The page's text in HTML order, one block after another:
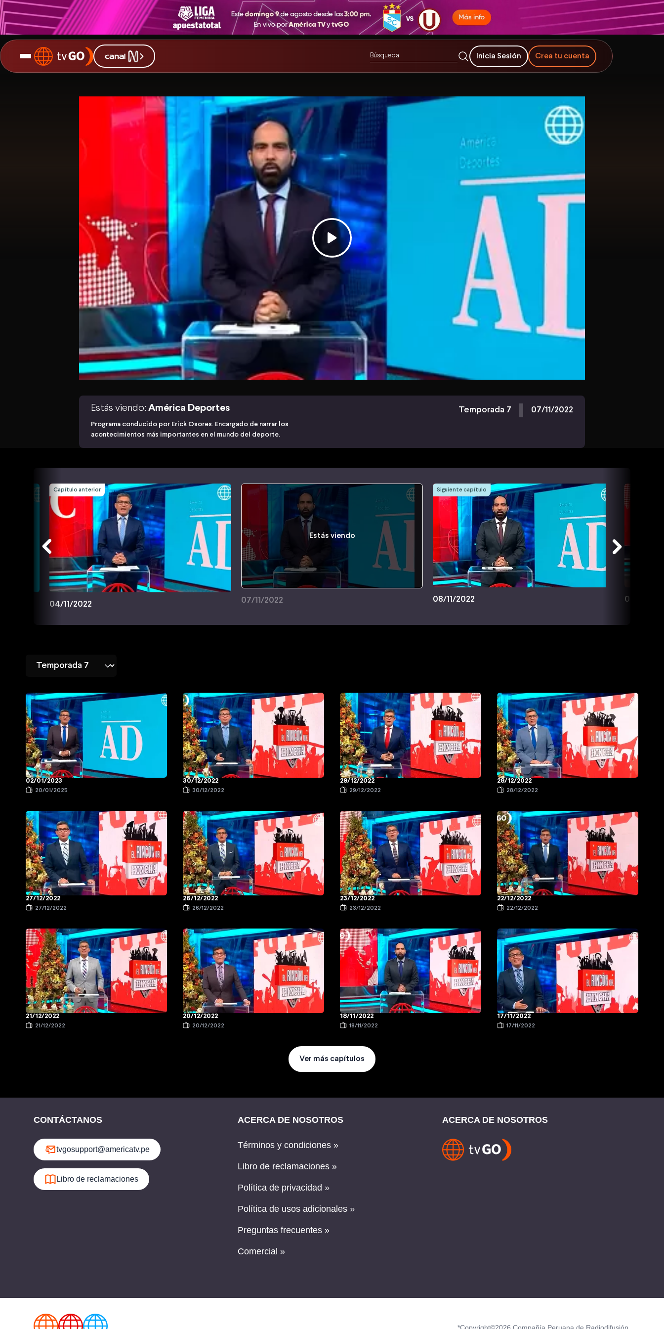
Inicia Sesión Crea tu cuenta
Estás viendo: América Deportes
Programa conducido por Erick Osores. Encargado de narrar los
acontecimientos más importantes en el mundo del deporte.
Temporada 7 07/11/2022
Capítulo anterior
04/11/2022
Estás viendo
07/11/2022
Siguiente capítulo
08/11/2022 09/11/
02/01/2023
20/01/2025
30/12/2022
30/12/2022
29/12/2022
29/12/2022
28/12/2022
28/12/2022
27/12/2022
27/12/2022
26/12/2022
26/12/2022
23/12/2022
23/12/2022
22/12/2022
22/12/2022
21/12/2022
21/12/2022
20/12/2022
20/12/2022
18/11/2022
18/11/2022
17/11/2022
17/11/2022
Ver más capítulos
CONTÁCTANOS
tvgosupport@americatv.pe
Libro de reclamaciones
ACERCA DE NOSOTROS
Términos y condiciones »
Libro de reclamaciones »
Política de privacidad »
Política de usos adicionales »
Preguntas frecuentes »
Comercial »
ACERCA DE NOSOTROS